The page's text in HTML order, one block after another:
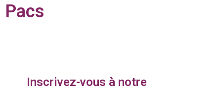
Inscrivez-vous à notre